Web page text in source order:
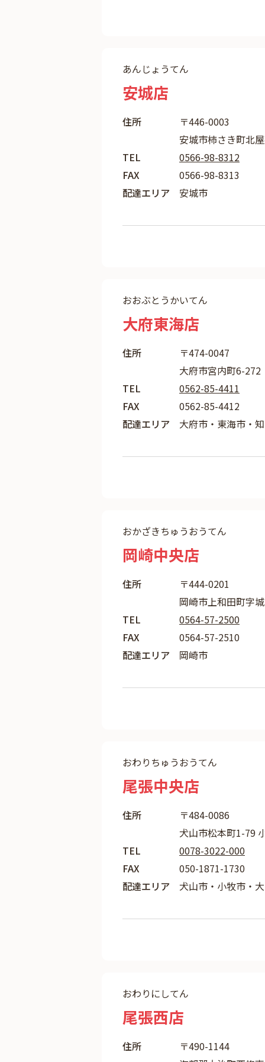
あんじょうてん
安城店
住所
〒446-0003
安城市柿さき町北
TEL
0566-98-8312
FAX
0566-98-8313
配達エリア
安城市
おおぶとうかいてん
大府東海店
住所
〒474-0047
大府市宮内町6-272
TEL
0562-85-4411
FAX
0562-85-4412
配達エリア
大府市・東海市・
おかざきちゅうおうてん
岡崎中央店
住所
〒444-0201
岡崎市上和田町字
TEL
0564-57-2500
FAX
0564-57-2510
配達エリア
岡崎市
おわりちゅうおうてん
尾張中央店
住所
〒484-0086
犬山市松本町1-79
TEL
0078-3022-000
FAX
050-1871-1730
配達エリア
犬山市・小牧市・
おわりにしてん
尾張西店
住所
〒490-1144